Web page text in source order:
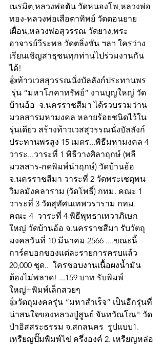
เนรมิต,หลวงพ่อตัน วัดหนองโพ,หลวงพ่อ
ทอง-หลวงพ่อเสือตาทิพย์ วัดดอนยาย
เผื่อน,หลวงพ่อสุวรรณ วัดยาง,พระ
อาจารย์วีระพล วัดตลิ่งชัน ฯลฯ ใครว่าง
เรียนเชิญสาธุชนทุกท่านไปร่วมงานกัน
ได้!
👍ท้าวเวสสุวรรณนั่งบัลลังก์ประทานพร
บ้านอ้อ  จ.นครราชสีมา ได้รวบรวมว่าน
มวลสารมหามงคล หลายร้อยชนิดไว้ใน
รุ่นเดียว สร้างท้าวเวสสุวรรณนั่งบัลลังก์
ประทานพรสูง 15 เมตร...พิธีมหามงคล 4
วาระ...วาระที่ 1 พิธีวางศิลาฤกษ์ (พลี
มวลสาร-กดพิมพ์นำฤกษ์) วัดบ้านอ้อ
จ.นครราชสีมา วาระที่ 2 วัดพระเชตุพน
วิมลมังคลาราม (วัดโพธิ์) กทม. คณะ 1
วาระที่ 3 วัดสุทัศนเทพวราราม กทม.
คณะ 4  วาระที่ 4 พิธีพุทธาเทวาภิเษก
ใหญ่ วัดบ้านอ้อ จ.นครราชสีมา รับวัตถุ
มงคลวันที่ 10 มีนาคม 2566 ....ขณะนี้
การ์ดบอกของแต่ละรายการครบแล้ว
20,000 ชุด..  ใครชอบงานเนื้อผงน้ำมัน
ต้องไม่พลาด! ...159 บาท รับพิมพ์
ใหญ่+พิมพ์เล็กสวยๆ
👍วัตถุมงคลรุ่น “มหาสำเร็จ” เป็นอีกรุ่นที่
น่าสนใจของหลวงปู่สูนย์ จันทวัณโณ" วัด
ป่าอิสสระธรรม จ.สกลนคร  รูปแบบ1.
เหรียญปั๊มพิมพ์ไข่ ครึ่งองค์ 2. เหรียญหล่อ